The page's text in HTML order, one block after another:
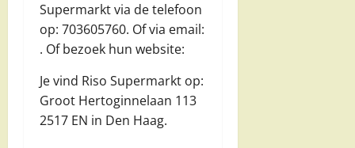
Supermarkt via de telefoon
op: 703605760. Of via email:
. Of bezoek hun website:
Je vind Riso Supermarkt op:
Groot Hertoginnelaan 113
2517 EN in Den Haag.